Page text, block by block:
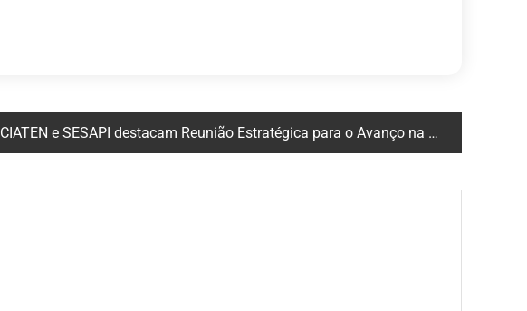
CIATEN e SESAPI destacam Reunião Estratégica para o Avanço na Prevenção e Controle da Dengue